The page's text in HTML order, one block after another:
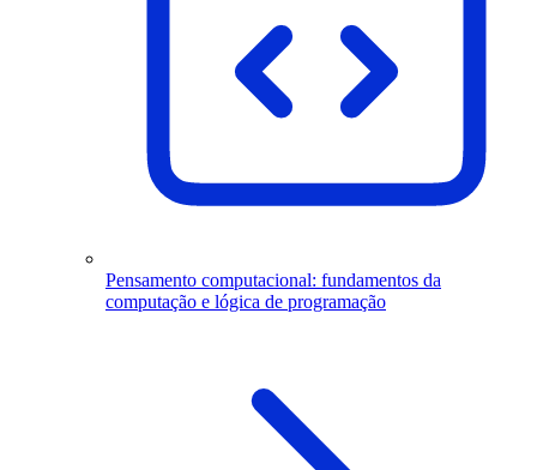
Pensamento computacional: fundamentos da
computação e lógica de programação